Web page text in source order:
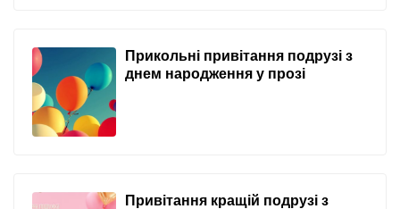
Прикольні привітання подрузі з
днем народження у прозі
Привітання кращій подрузі з